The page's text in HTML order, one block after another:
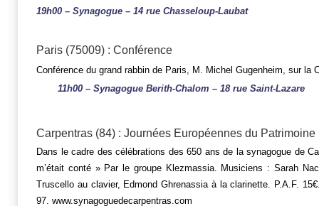
19h00 – Synagogue – 14 rue Chasseloup-Laubat
Paris (75009) : Conférence
Conférence du grand rabbin de Paris, M. Michel Gugenheim, sur la
11h00 – Synagogue Berith-Chalom – 18 rue Saint-Lazare
Carpentras (84) : Journées Européennes du Patrimoine
Dans le cadre des célébrations des 650 ans de la synagogue de
m’était conté » Par le groupe Klezmassia. Musiciens : Sarah
Truscello au clavier, Edmond Ghrenassia à la clarinette. P.A.F.
97. www.synagoguedecarpentras.com